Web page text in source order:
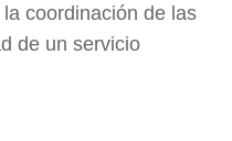
coordinación de las
de un servicio